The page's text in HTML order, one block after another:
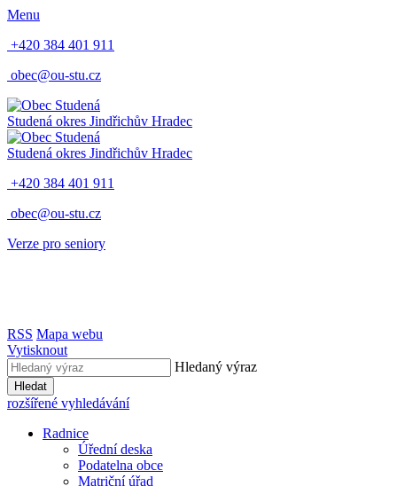
Menu
+420 384 401 911
obec@ou-stu.cz
Studená okres Jindřichův Hradec
Studená okres Jindřichův Hradec
+420 384 401 911
obec@ou-stu.cz
Verze pro seniory
RSS Mapa webu
Vytisknout
Hledaný výraz
Hledat
rozšířené vyhledávání
Radnice
Úřední deska
Podatelna obce
Matriční úřad